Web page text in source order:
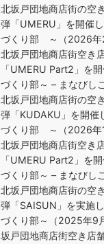
北坂戸団地商店街の空
弾「UMERU」を開催
づくり部 ～（2026年
北坂戸団地商店街空き
「UMERU Part2」を
づくり部～ – まなびし
北坂戸団地商店街の空
弾「KUDAKU」を開
づくり部 ～（2026年1
北坂戸団地商店街空き
「UMERU Part2」を
づくり部～ – まなびし
北坂戸団地商店街の空
弾「SAISUN」を実施
づくり部～（2025年9
坂戸団地商店街空き店